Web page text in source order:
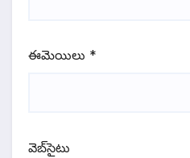
ఈమెయిలు *
వెబ్‌సైటు